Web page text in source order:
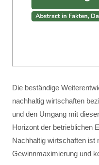
Die beständige
nachhaltig wirtschaften
und den Umgang mit
Horizont der betrieblichen
Nachhaltig wirtschaften ist
Gewinnmaximierung und